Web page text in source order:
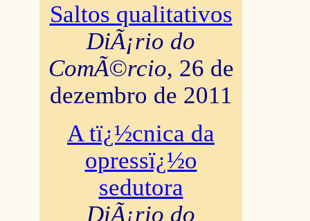
Saltos qualitativos
DiÃ¡rio do
ComÃ©rcio, 26 de
dezembro de 2011
A tï¿½cnica da
opressï¿½o
sedutora
DiÃ¡rio do